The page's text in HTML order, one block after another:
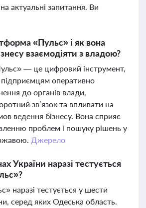
на актуальні запитання. Ви
«Пульс» і як вона
взаємодіяти з владою?
— це цифровий інструмент,
оперативно
до органів влади,
зв’язок та впливати на
ведення бізнесу. Вона сприяє
проблем і пошуку рішень у
Джерело
України наразі тестується
наразі тестується у шести
серед яких Одеська область.